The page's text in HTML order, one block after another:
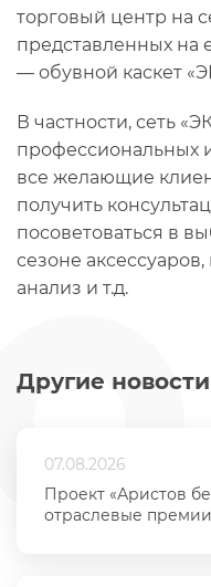
Другие новости
07.08.2026
Проект «Аристов
отраслевые премии
торговый центр на
представленных на
— обувной каскет
В частности, сеть
профессиональных
все желающие
получить
посоветоваться в
сезоне
анализ и т.д.